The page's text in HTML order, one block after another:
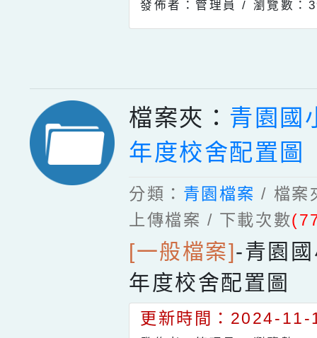
發佈者：管理員 / 瀏覽數：
檔案夾： 青園國
年度校舍配置圖
分類： 青園檔案 / 檔案
上傳檔案 / 下載次數
[一般檔案]-青園
年度校舍配置圖
更新時間：2024-